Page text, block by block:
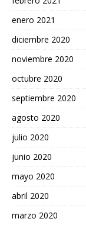
enero 2021
diciembre 2020
noviembre 2020
octubre 2020
septiembre 2020
agosto 2020
julio 2020
junio 2020
mayo 2020
abril 2020
marzo 2020